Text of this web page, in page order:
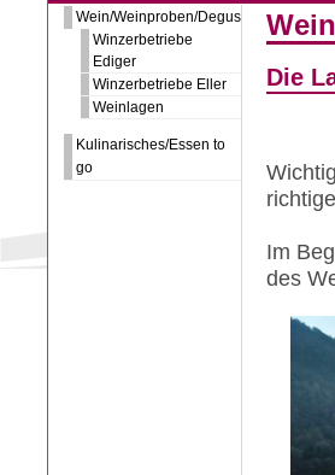
Wein/Weinproben/Degustation
Winzerbetriebe
Ediger
Winzerbetriebe Eller
Weinlagen
Kulinarisches/Essen to
go
Wein
Die
Im
des